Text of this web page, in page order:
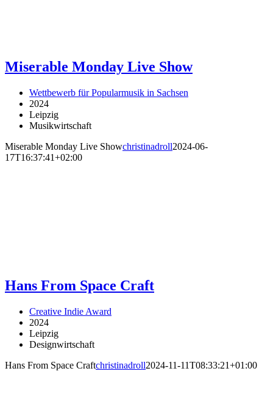
Miserable Monday Live Show
Wettbewerb für Popularmusik in Sachsen
2024
Leipzig
Musikwirtschaft
Miserable Monday Live Showchristinadroll2024-06-
17T16:37:41+02:00
Hans From Space Craft
Creative Indie Award
2024
Leipzig
Designwirtschaft
Hans From Space Craftchristinadroll2024-11-11T08:33:21+01:00